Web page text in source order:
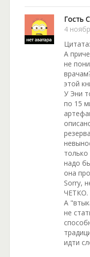
Гость
4
А
не
этой
У Эни
по 15
надо
она
Sorry,
А
не
идти